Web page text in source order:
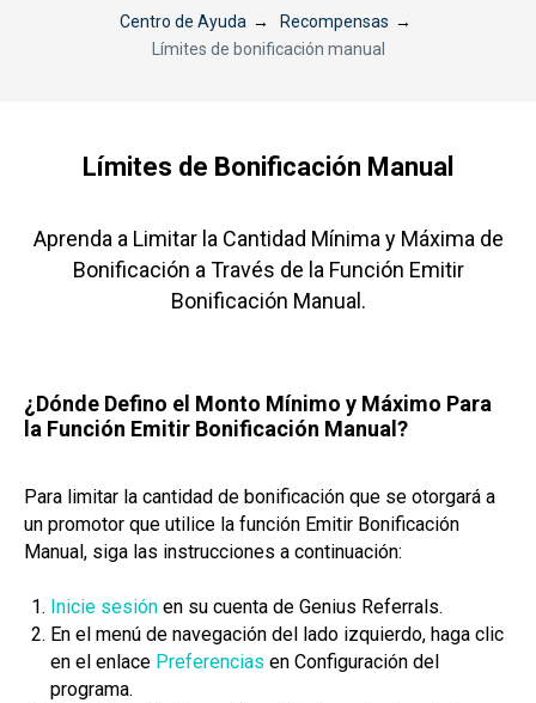
Centro de Ayuda → Recompensas →
Límites de bonificación manual
Límites de Bonificación Manual
Aprenda a Limitar la Cantidad Mínima y Máxima de
Bonificación a Través de la Función Emitir
Bonificación Manual.
¿Dónde Defino el Monto Mínimo y Máximo Para
la Función Emitir Bonificación Manual?
Para limitar la cantidad de bonificación que se otorgará a
un promotor que utilice la función Emitir Bonificación
Manual, siga las instrucciones a continuación:
Inicie sesión en su cuenta de Genius Referrals.
En el menú de navegación del lado izquierdo, haga clic
en el enlace Preferencias en Configuración del
programa.